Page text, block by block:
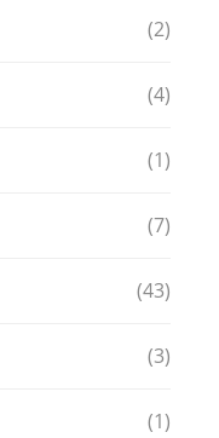
(2)
(4)
(1)
(7)
(43)
(3)
(1)